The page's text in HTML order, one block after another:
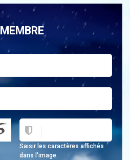
Saisir les caractères affichés
dans l'image.